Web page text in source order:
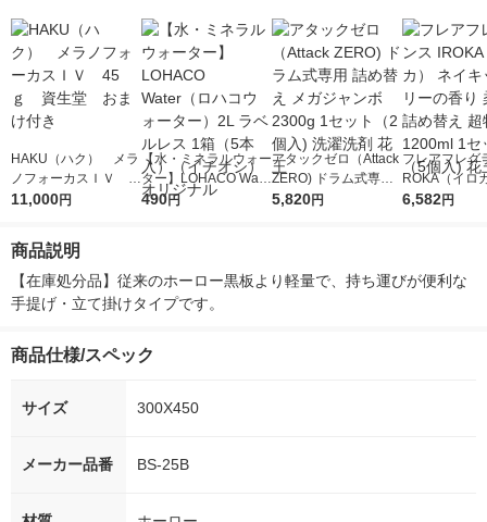
HAKU（ハク） メラ
ノフォーカスＩＶ 4
5ｇ 資生堂 おまけ
11,000円
【水・ミネラルウォー
ター】LOHACO Wate
r（ロハコウォータ
490円
アタックゼロ（Attack
ZERO) ドラム式専用
詰め替え メガジャン
5,820円
フレアフレグ
ROKA（イロ
イキッドリリ
6,582円
商品説明
【在庫処分品】従来のホーロー黒板より軽量で、持ち運びが便利な
手提げ・立て掛けタイプです。
商品仕様/スペック
サイズ 300X450
メーカー品番 BS-25B